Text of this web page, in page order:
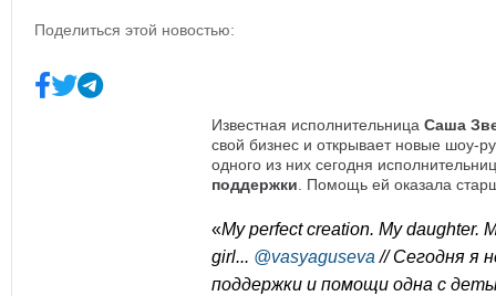
Поделиться этой новостью:
Известная исполнительница Саша
свой бизнес и открывает новые шоу-
одного из них сегодня
поддержки . Помощь ей оказала
«My perfect creation. My daughter.
girl... @vasyaguseva // Сегодня я
поддержки и помощи одна с